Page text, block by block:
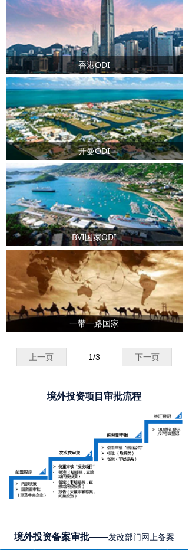
香港ODI
开曼ODI
BVI国家ODI
一带一路国家
上一页 下一页
1/3
境外投资项目审批流程
境外投资备案审批——发改部门网上备案